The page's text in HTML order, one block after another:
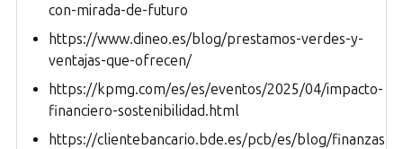
con-mirada-de-futuro
https://www.dineo.es/blog/prestamos-verdes-y-
ventajas-que-ofrecen/
https://kpmg.com/es/es/eventos/2025/04/impacto-
financiero-sostenibilidad.html
https://clientebancario.bde.es/pcb/es/blog/finanzas-